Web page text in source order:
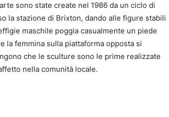
sono state create nel 1986 da un ciclo di
la stazione di Brixton, dando alle figure stabili
maschile poggia casualmente un piede
la femmina sulla piattaforma opposta si
che le sculture sono le prime realizzate
nella comunità locale.